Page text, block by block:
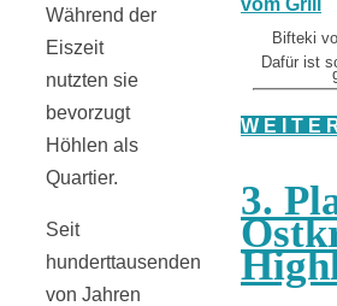
Während der
Eiszeit
nutzten sie
bevorzugt
Höhlen als
Quartier.
Seit
hunderttausenden
von Jahren
Bifteki
Dafür ist
W E I T E
3.